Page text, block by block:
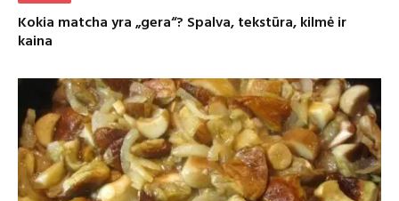
Kokia matcha yra „gera“? Spalva, tekstūra, kilmė ir
kaina